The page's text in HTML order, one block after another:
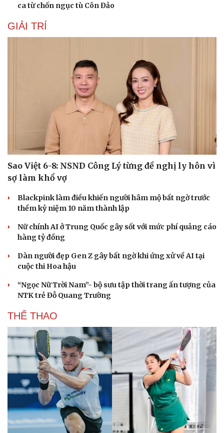
ca từ chốn ngục tù Côn Đảo
GIẢI TRÍ
Sao Việt 6-8: NSND Công Lý từng đề nghị ly hôn vì
sợ làm khổ vợ
Blackpink làm điều khiến người hâm mộ bất ngờ trước
thềm kỷ niệm 10 năm thành lập
Nữ chính AI ở Trung Quốc gây sốt với mức phí quảng cáo
hàng tỷ đồng
Dàn người đẹp Gen Z gây bất ngờ khi ứng xử về AI tại
cuộc thi Hoa hậu
“Ngọc Nữ Trời Nam”- bộ sưu tập thời trang ấn tượng của
NTK trẻ Đỗ Quang Trường
THỂ THAO